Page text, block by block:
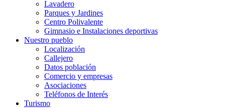
Lavadero
Parques y Jardines
Centro Polivalente
Gimnasio e Instalaciones deportivas
Nuestro pueblo
Localización
Callejero
Datos población
Comercio y empresas
Asociaciones
Teléfonos de Interés
Turismo